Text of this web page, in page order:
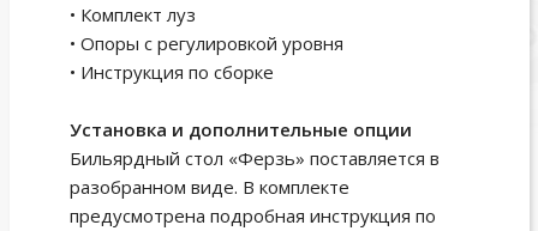
• Комплект луз
• Опоры с регулировкой уровня
• Инструкция по сборке
Установка и дополнительные опции
Бильярдный стол «Ферзь» поставляется в
разобранном виде. В комплекте
предусмотрена подробная инструкция по